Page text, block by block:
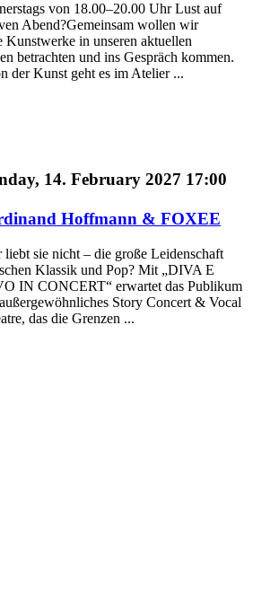
von 18.00–20.00 Uhr Lust auf
Abend?Gemeinsam wollen wir
Kunstwerke in unseren aktuellen
betrachten und ins Gespräch kommen.
der Kunst geht es im Atelier ...
14. February 2027 17:00
Hoffmann & FOXEE
liebt sie nicht – die große Leidenschaft
Klassik und Pop? Mit „DIVA E
IN CONCERT“ erwartet das Publikum
Story Concert & Vocal
das die Grenzen ...